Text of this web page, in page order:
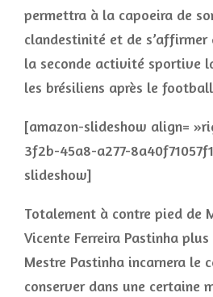
permettra à la capoeira de
clandestinité et de s’affirmer
la seconde activité sportive
les brésiliens après le
[amazon-slideshow align=
3f2b-45a8-a277-
slideshow]
Totalement à contre pied de
Vicente Ferreira Pastinha
Mestre Pastinha incarnera le
conserver dans une certaine